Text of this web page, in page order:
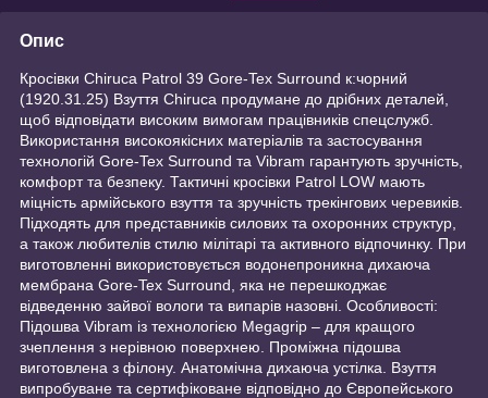
Опис
Кросівки Chiruca Patrol 39 Gore-Tex Surround к:чорний
(1920.31.25) Взуття Chiruca продумане до дрібних деталей,
щоб відповідати високим вимогам працівників спецслужб.
Використання високоякісних матеріалів та застосування
технологій Gore-Tex Surround та Vibram гарантують зручність,
комфорт та безпеку. Тактичні кросівки Patrol LOW мають
міцність армійського взуття та зручність трекінгових черевиків.
Підходять для представників силових та охоронних структур,
а також любителів стилю мілітарі та активного відпочинку. При
виготовленні використовується водонепроникна дихаюча
мембрана Gore-Tex Surround, яка не перешкоджає
відведенню зайвої вологи та випарів назовні. Особливості:
Підошва Vibram із технологією Megagrip – для кращого
зчеплення з нерівною поверхнею. Проміжна підошва
виготовлена з філону. Анатомічна дихаюча устілка. Взуття
випробуване та сертифіковане відповідно до Європейського